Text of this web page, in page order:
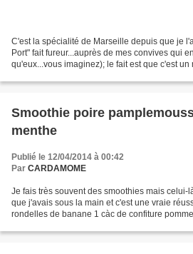
C'est la spécialité de Marseille depuis que je
Port" fait fureur...auprès de mes convives qui
qu'eux...vous imaginez); le fait est que c'est
Smoothie poire
menthe
Publié le 12/04/2014 à 00:42
Par CARDAMOME
Je fais très souvent des smoothies mais celui-
que j'avais sous la main et c'est une vraie
rondelles de banane 1 càc de confiture